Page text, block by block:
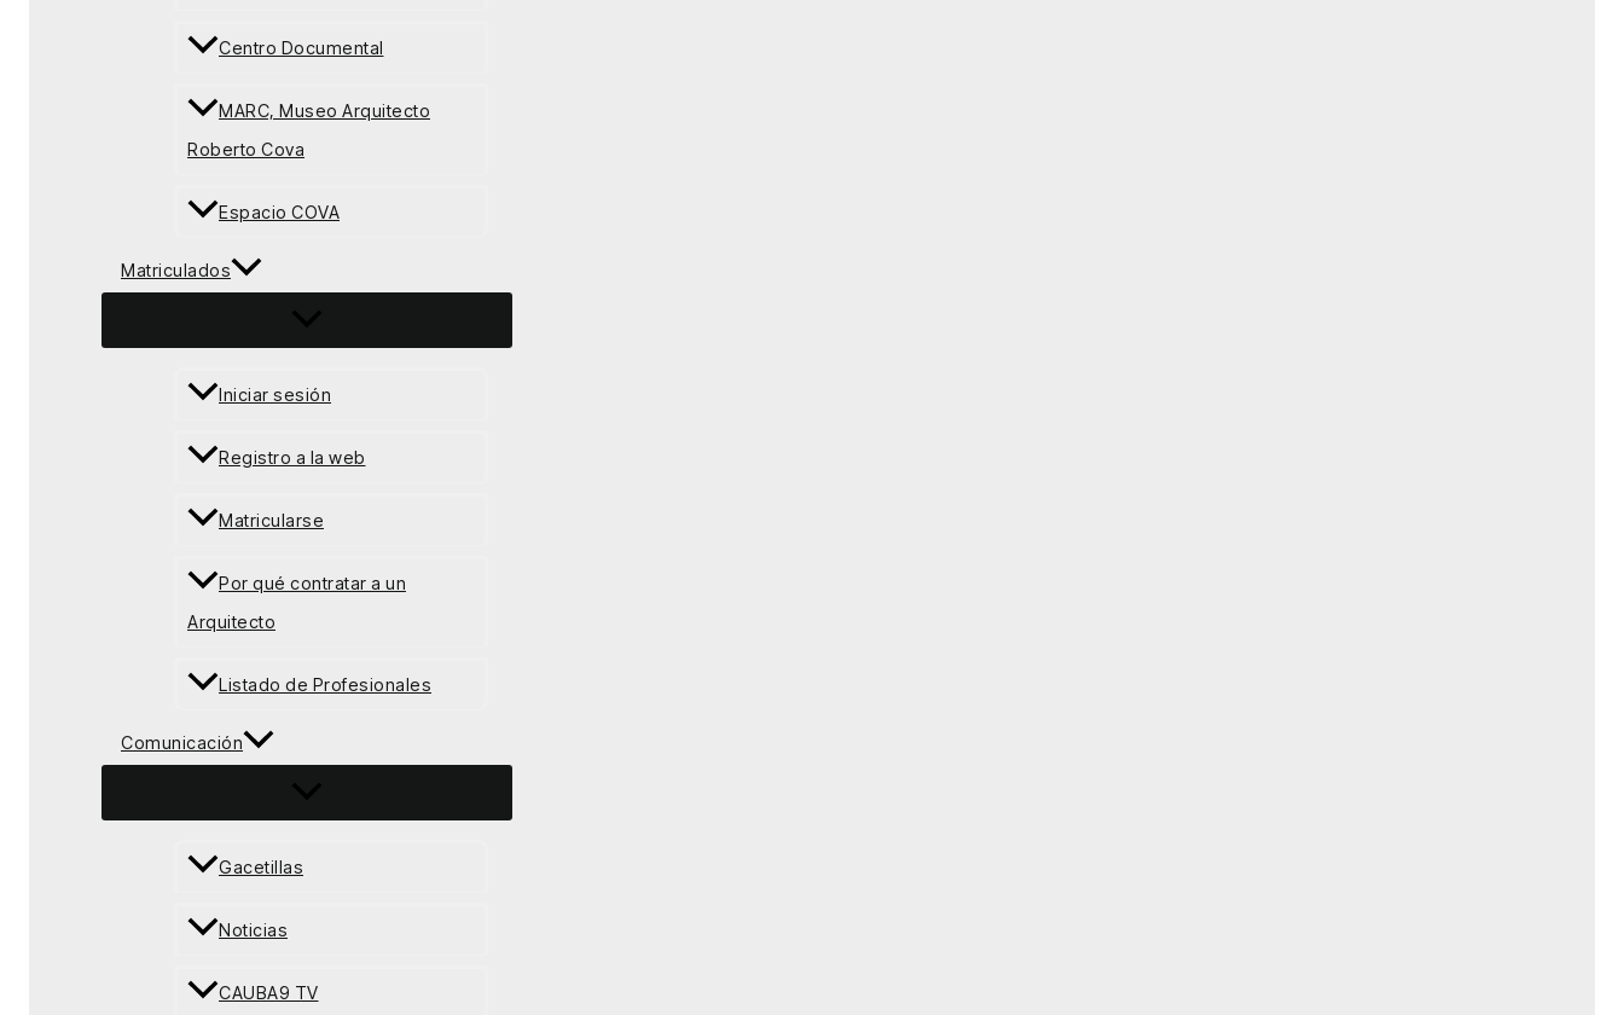
Centro Documental
MARC, Museo Arquitecto
Roberto Cova
Espacio COVA
Matriculados
Iniciar sesión
Registro a la web
Matricularse
Por qué contratar a un
Arquitecto
Listado de Profesionales
Comunicación
Gacetillas
Noticias
CAUBA9 TV